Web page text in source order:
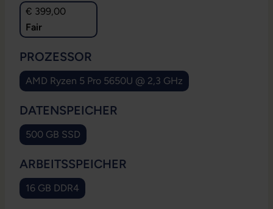
€ 399,00
Fair
PROZESSOR
AMD Ryzen 5 Pro 5650U @ 2,3 GHz
DATENSPEICHER
500 GB SSD
ARBEITSSPEICHER
16 GB DDR4